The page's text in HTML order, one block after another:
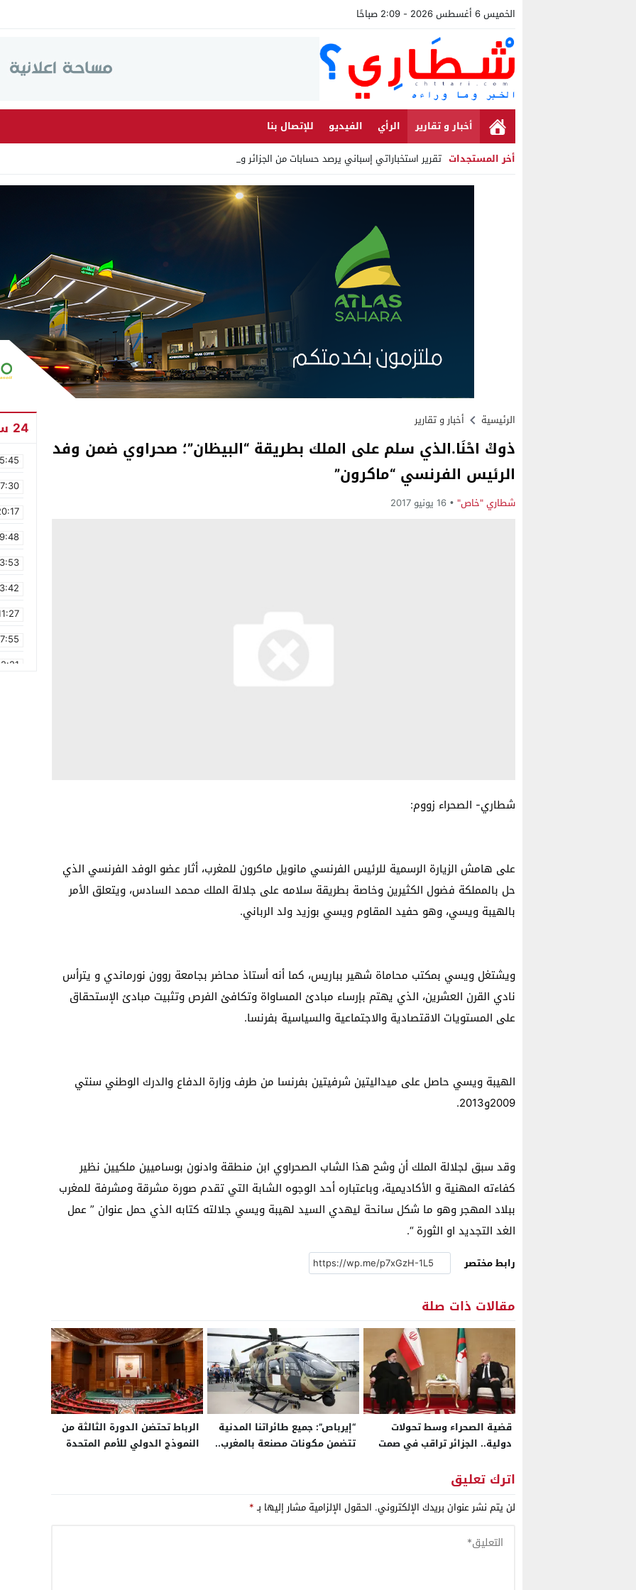
الخميس 6 أغسطس 2026 - 2:09 صباحًا
أخبار و تقارير الرأي الفيديو
للإتصال بنا
أخر المستجدات تقرير استخباراتي إسباني يرصد حسابات من الجزائر وأرقاما بـ _
Stop
الرئيسية أخبار و تقارير
ذوكْ احْنَا.الذي سلم على الملك بطريقة “البيظان”؛ صحراوي ضمن وفد
الرئيس الفرنسي “ماكرون”
شطاري "خاص" 16 يونيو 2017
شطاري- الصحراء زووم:
على هامش الزيارة الرسمية للرئيس الفرنسي مانويل ماكرون للمغرب، أثار عضو الوفد الفرنسي الذي
حل بالمملكة فضول الكثيرين وخاصة بطريقة سلامه على جلالة الملك محمد السادس، ويتعلق الأمر
بالهيبة ويسي، وهو حفيد المقاوم ويسي بوزيد ولد الرباني.
ويشتغل ويسي بمكتب محاماة شهير بباريس، كما أنه أستاذ محاضر بجامعة روون نورماندي و يترأس
نادي القرن العشرين، الذي يهتم بإرساء مبادئ المساواة وتكافئ الفرص وتثبيت مبادئ الإستحقاق
على المستويات الاقتصادية والاجتماعية والسياسية بفرنسا.
الهيبة ويسي حاصل على ميداليتين شرفيتين بفرنسا من طرف وزارة الدفاع والدرك الوطني سنتي
2009و2013.
وقد سبق لجلالة الملك أن وشح هذا الشاب الصحراوي ابن منطقة وادنون بوساميين ملكيين نظير
كفاءته المهنية و الأكاديمية، وباعتباره أحد الوجوه الشابة التي تقدم صورة مشرقة ومشرفة للمغرب
ببلاد المهجر وهو ما شكل سانحة ليهدي السيد لهيبة ويسي جلالته كتابه الذي حمل عنوان ” عمل
الغد التجديد او الثورة “.
رابط مختصر
مقالات ذات صلة
قضية الصحراء وسط تحولات
دولية.. الجزائر تراقب في صمت
استعدادات أمريكية لضرب إيران
“إيرباص”: جميع طائراتنا المدنية
تتضمن مكونات مصنعة بالمغرب..
الرباط تحتضن الدورة الثالثة من
النموذج الدولي للأمم المتحدة
اترك تعليق
لن يتم نشر عنوان بريدك الإلكتروني. الحقول الإلزامية مشار إليها بـ*
24 ساعة